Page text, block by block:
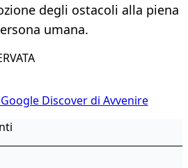
degli ostacoli alla piena
umana.
Discover di Avvenire